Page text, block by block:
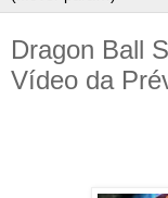
Dragon Ball
Vídeo da